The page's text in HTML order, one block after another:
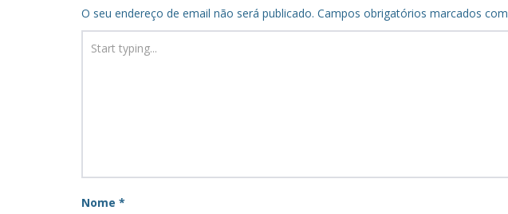
O seu endereço de email não será publicado. Campos obrigatórios marcados com
Nome *